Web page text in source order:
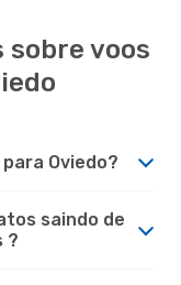
voos
Oviedo?
saindo de
?